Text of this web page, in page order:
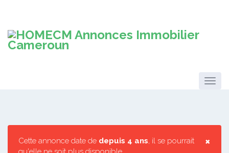
×
Cette annonce date de depuis 4 ans, il se pourrait